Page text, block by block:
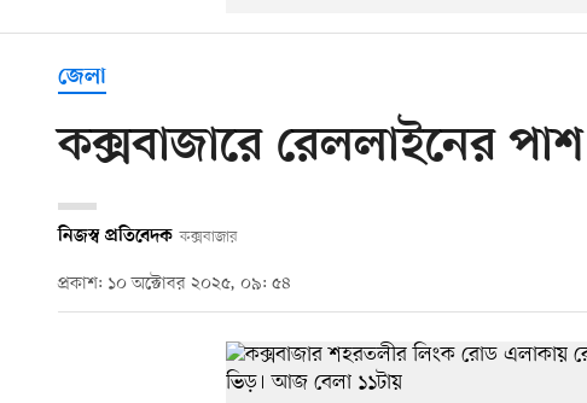
জেলা
কক্সবাজারে রেললাইনের
নিজস্ব প্রতিবেদক কক্সবাজার
প্রকাশ: ১০ অক্টোবর ২০২৫, ০৯: ৫৪